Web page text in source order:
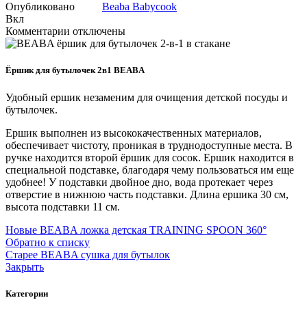
Опубликовано
Beaba Babycook
Вкл
Комментарии к
записи
ёршик
2-
в
стакане
отключены
Ёршик для бутылочек 2в1 BEABA
Удобный ершик незаменим для очищения детской посуды и
бутылочек.
Ершик выполнен из высококачественных материалов,
обеспечивает чистоту, проникая в труднодоступные места. В
ручке находится второй ёршик для сосок. Ершик находится в
специальной подставке, благодаря чему пользоваться им еще
удобнее! У подставки двойное дно, вода протекает через
отверстие в нижнюю часть подставки. Длина ершика 30 см,
высота подставки 11 см.
Новые BEABA ложка детская TRAINING SPOON 360°
Обратно к списку
Старее BEABA сушка для бутылок
Закрыть
Категории